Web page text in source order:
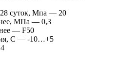
28 суток, Мпа — 20
МПа — 0,3
— F50
С — -10…+5